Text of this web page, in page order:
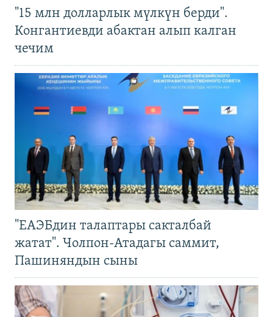
"15 млн долларлык мүлкүн берди".
Конгантиевди абактан алып калган
чечим
"ЕАЭБдин талаптары сакталбай
жатат". Чолпон-Атадагы саммит,
Пашиняндын сыны